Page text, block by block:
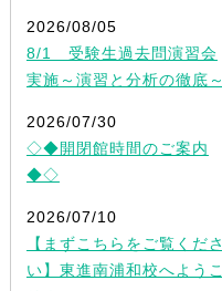
2026/08/05
8/1 受験生過去問演習会
実施～演習と分析の徹底～
2026/07/30
◇◆開閉館時間のご案内
◆◇
2026/07/10
【まずこちらをご覧くださ
い】東進南浦和校へようこ